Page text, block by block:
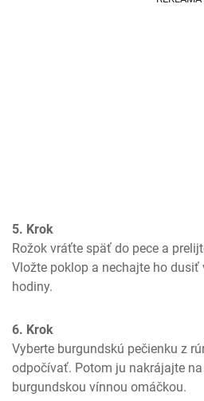
5. Krok
Rožok vráťte späť do pece a
Vložte poklop a nechajte ho dusiť
hodiny.
6. Krok
Vyberte burgundskú pečienku z
odpočívať. Potom ju nakrájajte
burgundskou vínnou omáčkou.